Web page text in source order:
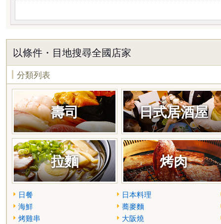
以條件・目地搜尋全國店家
分類列表
壽司 日式居酒屋
拉麵 烤肉
日餐
日本料理
海鮮
蕎麥麵
烤雞串
大阪燒